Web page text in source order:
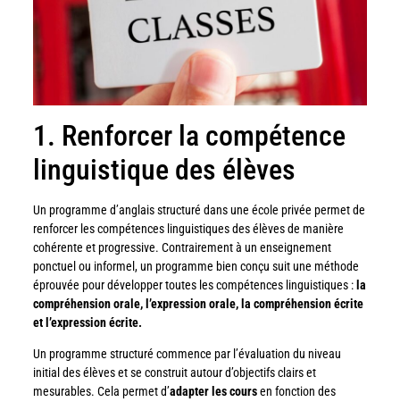
1. Renforcer la compétence
linguistique des élèves
Un programme d’anglais structuré dans une école privée permet de
renforcer les compétences linguistiques des élèves de manière
cohérente et progressive. Contrairement à un enseignement
ponctuel ou informel, un programme bien conçu suit une méthode
éprouvée pour développer toutes les compétences linguistiques : la
compréhension orale, l’expression orale, la compréhension écrite
et l’expression écrite.
Un programme structuré commence par l’évaluation du niveau
initial des élèves et se construit autour d’objectifs clairs et
mesurables. Cela permet d’adapter les coursen fonction des